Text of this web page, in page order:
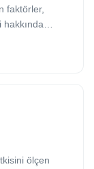
faktörler,
hakkında
ölçen